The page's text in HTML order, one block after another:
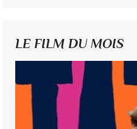
LE FILM DU MOIS